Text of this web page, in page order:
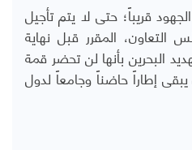
قريباً؛ حتى لا يتم تأجيل
التعاون، المقرر قبل نهاية
البحرين بأنها لن تحضر قمة
إطاراً حاضناً وجامعاً لدول